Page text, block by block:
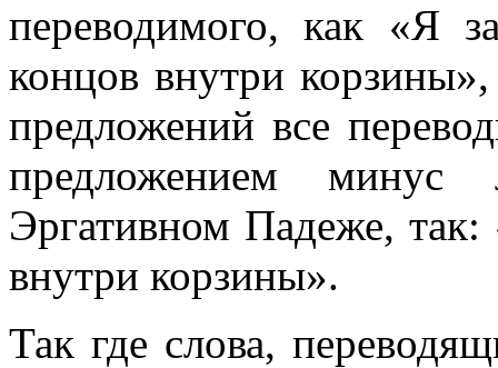
переводимого, как «Я
концов внутри
предложений все
предложением
Эргативном Падеже, так:
внутри корзины».
Так где слова,